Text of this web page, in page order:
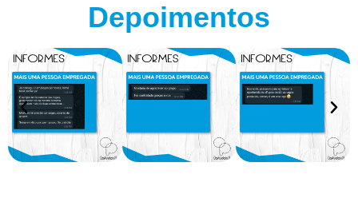
Depoimentos